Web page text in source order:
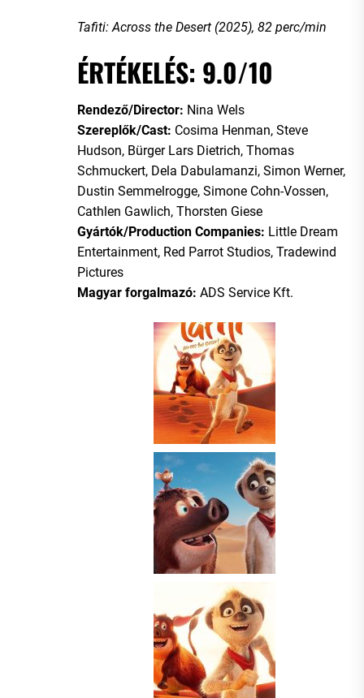
Tafiti: Across the Desert (2025), 82 perc/min
ÉRTÉKELÉS: 9.0/10
Rendező/Director: Nina Wels
Szereplők/Cast: Cosima Henman, Steve
Hudson, Bürger Lars Dietrich, Thomas
Schmuckert, Dela Dabulamanzi, Simon Werner,
Dustin Semmelrogge, Simone Cohn-Vossen,
Cathlen Gawlich, Thorsten Giese
Gyártók/Production Companies: Little Dream
Entertainment, Red Parrot Studios, Tradewind
Pictures
Magyar forgalmazó: ADS Service Kft.